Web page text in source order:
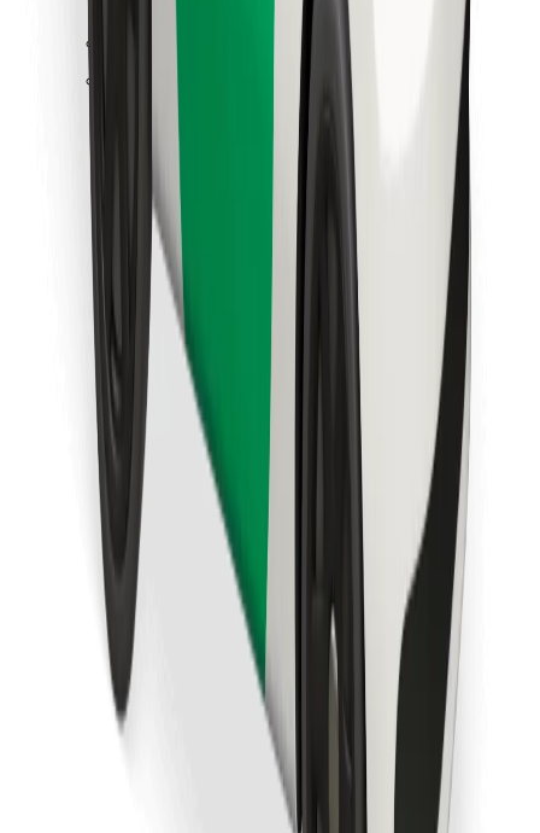
Pata chakula unachopenda!
Pakua programu ya Bolt Food